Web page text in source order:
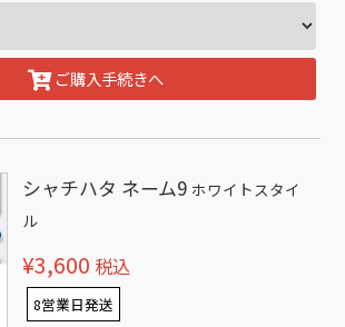
ご購入手続きへ
シャチハタ ネーム9 ホワイトスタイ
ル
¥3,600 税込
8営業日発送